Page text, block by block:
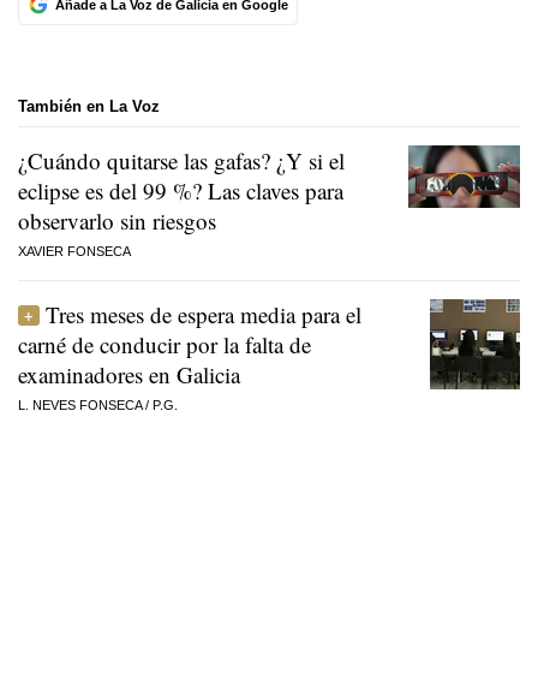
Añade a La Voz de Galicia en Google
También en La Voz
¿Cuándo quitarse las gafas? ¿Y si el
eclipse es del 99 %? Las claves para
observarlo sin riesgos
XAVIER FONSECA
Tres meses de espera media para el
carné de conducir por la falta de
examinadores en Galicia
L. NEVES FONSECA/ P.G.